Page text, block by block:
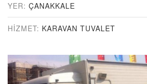
YER: ÇANAKKALE
HIZMET: KARAVAN TUVALET